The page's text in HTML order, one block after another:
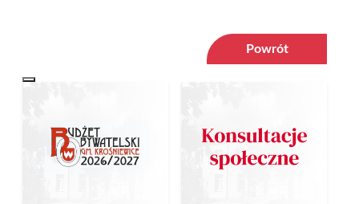
Powrót